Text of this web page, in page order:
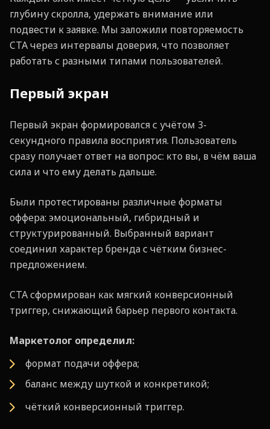
глубину скролла, удержать внимание или
подвести к заявке. Мы заложили повторяемость
CTA через интервалы доверия, что позволяет
работать с разными типами пользователей.
Первый экран
Первый экран формировался с учётом 3-
секундного правила восприятия. Пользователь
сразу получает ответ на вопрос: кто вы, в чём ваша
сила и что ему делать дальше.
Были протестированы различные форматы
оффера: эмоциональный, гибридный и
структурированный. Выбранный вариант
соединил характер бренда с чётким бизнес-
предложением.
CTA сформирован как мягкий конверсионный
триггер, снижающий барьер первого контакта.
Маркетолог определил:
формат подачи оффера;
баланс между шуткой и конкретикой;
чёткий конверсионный триггер.